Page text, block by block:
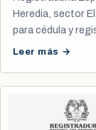
Heredia, sector
para cédula y
Leer más →